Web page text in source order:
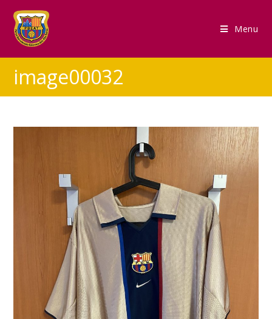
Menu
image00032